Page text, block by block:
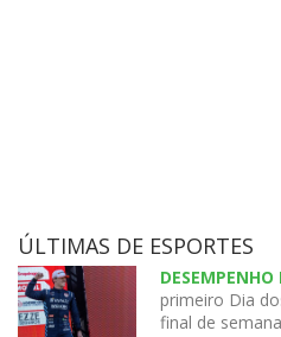
ÚLTIMAS DE ESPORTES
primeiro Dia
final de